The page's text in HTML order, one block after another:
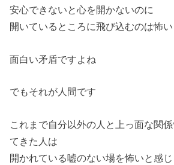
安心できないと心を開かないのに
開いているところに飛び込むのは怖い
面白い矛盾ですよね
でもそれが人間です
これまで自分以外の人と上っ面な関係
てきた人は
開かれている嘘のない場を怖いと感じ